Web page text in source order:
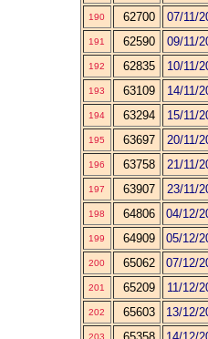
190 62700 07/11/
191 62590 09/11/
192 62835 10/11/
193 63109 14/11/
194 63294 15/11/
195 63697 20/11/
196 63758 21/11/
197 63907 23/11/
198 64806 04/12/
199 64909 05/12/
200 65062 07/12/
201 65209 11/12/
202 65603 13/12/
203